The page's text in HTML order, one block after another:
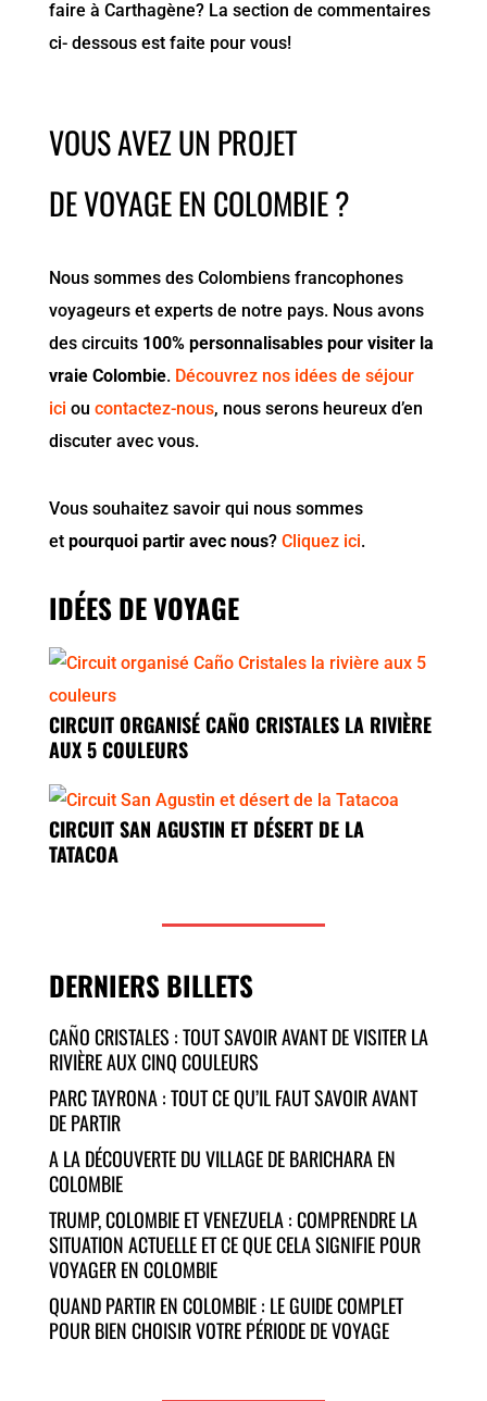
faire à Carthagène? La section de commentaires
ci- dessous est faite pour vous!
VOUS AVEZ UN PROJET
DE VOYAGE EN COLOMBIE ?
Nous sommes des Colombiens francophones
voyageurs et experts de notre pays. Nous avons
des circuits 100% personnalisables pour visiter la
vraie Colombie. Découvrez nos idées de séjour
ici ou contactez-nous, nous serons heureux d’en
discuter avec vous.
Vous souhaitez savoir qui nous sommes
et pourquoi partir avec nous? Cliquez ici.
IDÉES DE VOYAGE
CIRCUIT ORGANISÉ CAÑO CRISTALES LA RIVIÈRE
AUX 5 COULEURS
CIRCUIT SAN AGUSTIN ET DÉSERT DE LA
TATACOA
DERNIERS BILLETS
CAÑO CRISTALES : TOUT SAVOIR AVANT DE VISITER LA
RIVIÈRE AUX CINQ COULEURS
PARC TAYRONA : TOUT CE QU’IL FAUT SAVOIR AVANT
DE PARTIR
A LA DÉCOUVERTE DU VILLAGE DE BARICHARA EN
COLOMBIE
TRUMP, COLOMBIE ET VENEZUELA : COMPRENDRE LA
SITUATION ACTUELLE ET CE QUE CELA SIGNIFIE POUR
VOYAGER EN COLOMBIE
QUAND PARTIR EN COLOMBIE : LE GUIDE COMPLET
POUR BIEN CHOISIR VOTRE PÉRIODE DE VOYAGE